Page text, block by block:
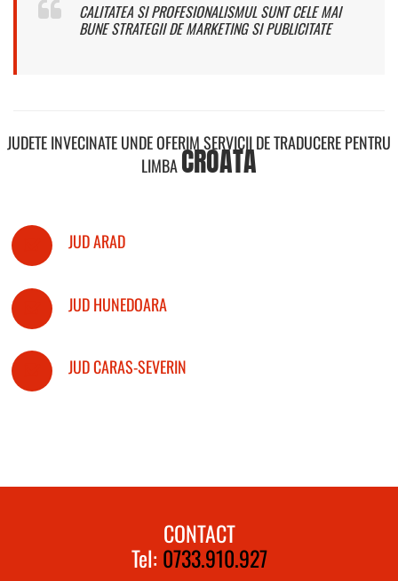
CALITATEA SI PROFESIONALISMUL SUNT CELE MAI
BUNE STRATEGII DE MARKETING SI PUBLICITATE
JUDETE INVECINATE UNDE OFERIM SERVICII DE TRADUCERE PENTRU
LIMBACROATA
JUD ARAD
JUD HUNEDOARA
JUD CARAS-SEVERIN
CONTACT
Tel: 0733.910.927